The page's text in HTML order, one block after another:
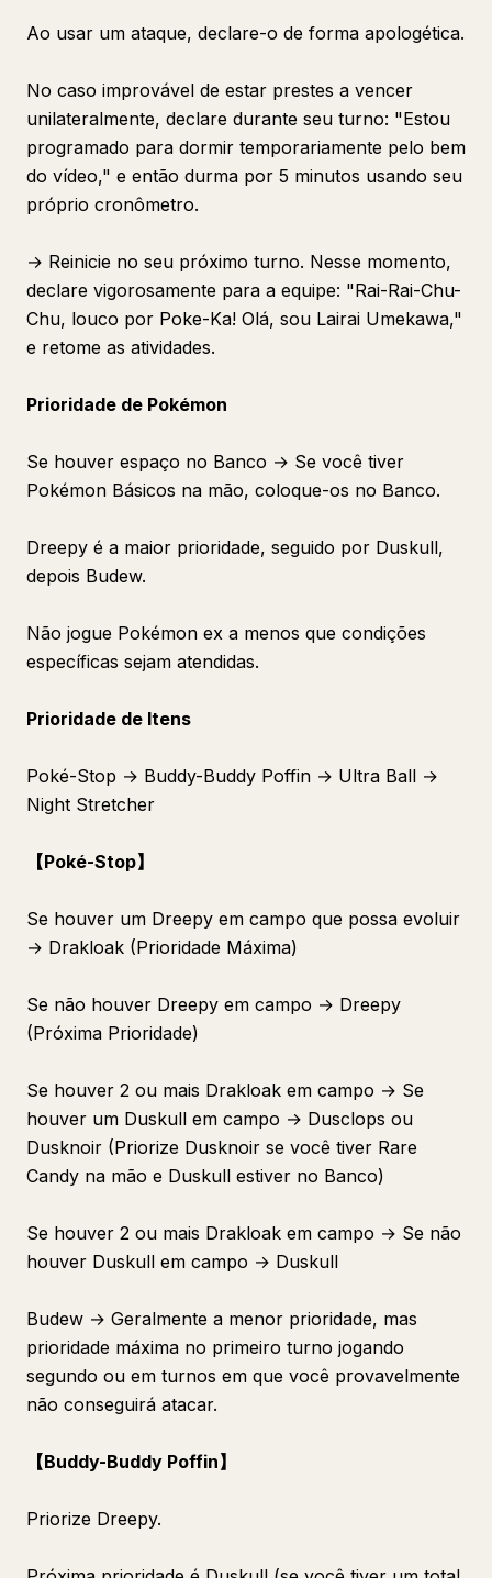
Ao usar um ataque, declare-o de forma apologética.
No caso improvável de estar prestes a vencer
unilateralmente, declare durante seu turno: "Estou
programado para dormir temporariamente pelo bem
do vídeo," e então durma por 5 minutos usando seu
próprio cronômetro.
→ Reinicie no seu próximo turno. Nesse momento,
declare vigorosamente para a equipe: "Rai-Rai-Chu-
Chu, louco por Poke-Ka! Olá, sou Lairai Umekawa,"
e retome as atividades.
Prioridade de Pokémon
Se houver espaço no Banco → Se você tiver
Pokémon Básicos na mão, coloque-os no Banco.
Dreepy é a maior prioridade, seguido por Duskull,
depois Budew.
Não jogue Pokémon ex a menos que condições
específicas sejam atendidas.
Prioridade de Itens
Poké-Stop → Buddy-Buddy Poffin → Ultra Ball →
Night Stretcher
【Poké-Stop】
Se houver um Dreepy em campo que possa evoluir
→ Drakloak (Prioridade Máxima)
Se não houver Dreepy em campo → Dreepy
(Próxima Prioridade)
Se houver 2 ou mais Drakloak em campo → Se
houver um Duskull em campo → Dusclops ou
Dusknoir (Priorize Dusknoir se você tiver Rare
Candy na mão e Duskull estiver no Banco)
Se houver 2 ou mais Drakloak em campo → Se não
houver Duskull em campo → Duskull
Budew → Geralmente a menor prioridade, mas
prioridade máxima no primeiro turno jogando
segundo ou em turnos em que você provavelmente
não conseguirá atacar.
【Buddy-Buddy Poffin】
Priorize Dreepy.